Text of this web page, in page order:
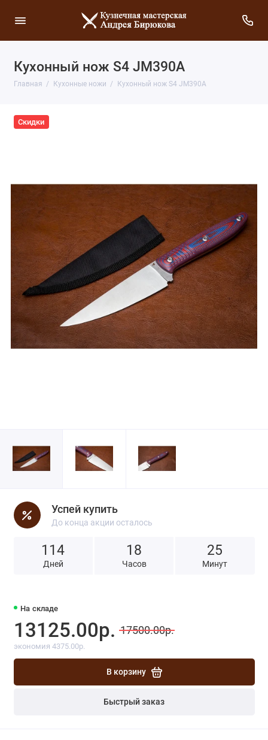
Кухонный нож S4 JM390A
Главная Кухонные ножи Кухонный нож S4 JM390A
Скидки
Успей купить
До конца акции осталось
114
Дней
18
Часов
25
Минут
На складе
13125.00р. 17500.00р.
экономия 4375.00р.
В корзину
Быстрый заказ